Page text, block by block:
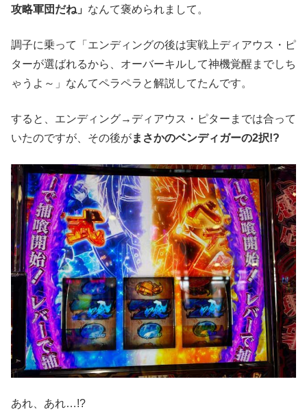
攻略軍団だね」 なんて褒められまして。
調子に乗って「エンディングの後は実戦上ディアウス・ピ
ターが選ばれるから、オーバーキルして神機覚醒までしち
ゃうよ～」なんてペラペラと解説してたんです。
すると、エンディング→ディアウス・ピターまでは合って
いたのですが、その後がまさかのベンディガーの2択!?
あれ、あれ…!?